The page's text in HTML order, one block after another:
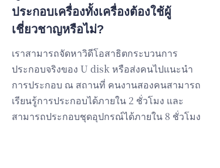
ประกอบเครื่องทั้งเครื่องต้องใช้ผู้
เชี่ยวชาญหรือไม่?
เราสามารถจัดหาวิดีโอสาธิตกระบวนการ
ประกอบจริงของ U disk หรือส่งคนไปแนะนำ
การประกอบ ณ สถานที่ คนงานสองคนสามารถ
เรียนรู้การประกอบได้ภายใน 2 ชั่วโมง และ
สามารถประกอบชุดอุปกรณ์ได้ภายใน 8 ชั่วโมง